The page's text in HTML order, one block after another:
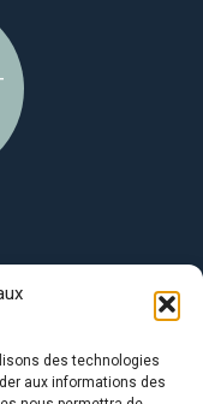
des technologies
aux informations des